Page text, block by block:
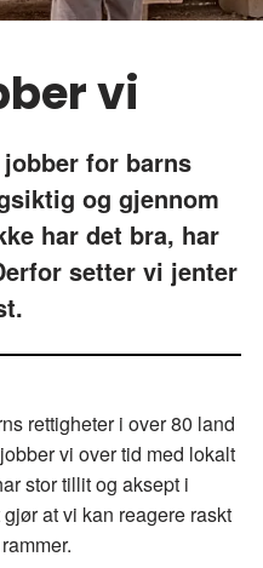
vi
for barns
og gjennom
har det bra, har
setter vi jenter
rettigheter i over 80 land
vi over tid med lokalt
stor tillit og aksept i
at vi kan reagere raskt